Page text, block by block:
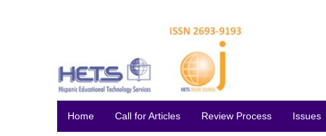
Home Call for Articles Review Process Issues